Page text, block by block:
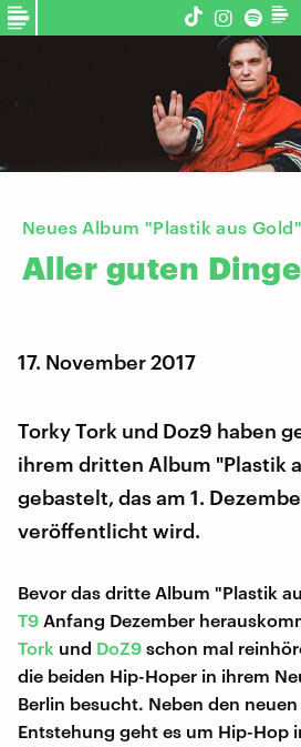
Neues Album "Plastik aus
Aller guten Dinge
17. November 2017
Torky Tork und Doz9 haben
ihrem dritten Album "Plastik
gebastelt, das am 1.
veröffentlicht wird.
Bevor das dritte Album "Plastik
T9 Anfang Dezember
Tork und DoZ9 schon mal
die beiden Hip-Hoper in ihrem
Berlin besucht. Neben den
Entstehung geht es um Hip-Hop